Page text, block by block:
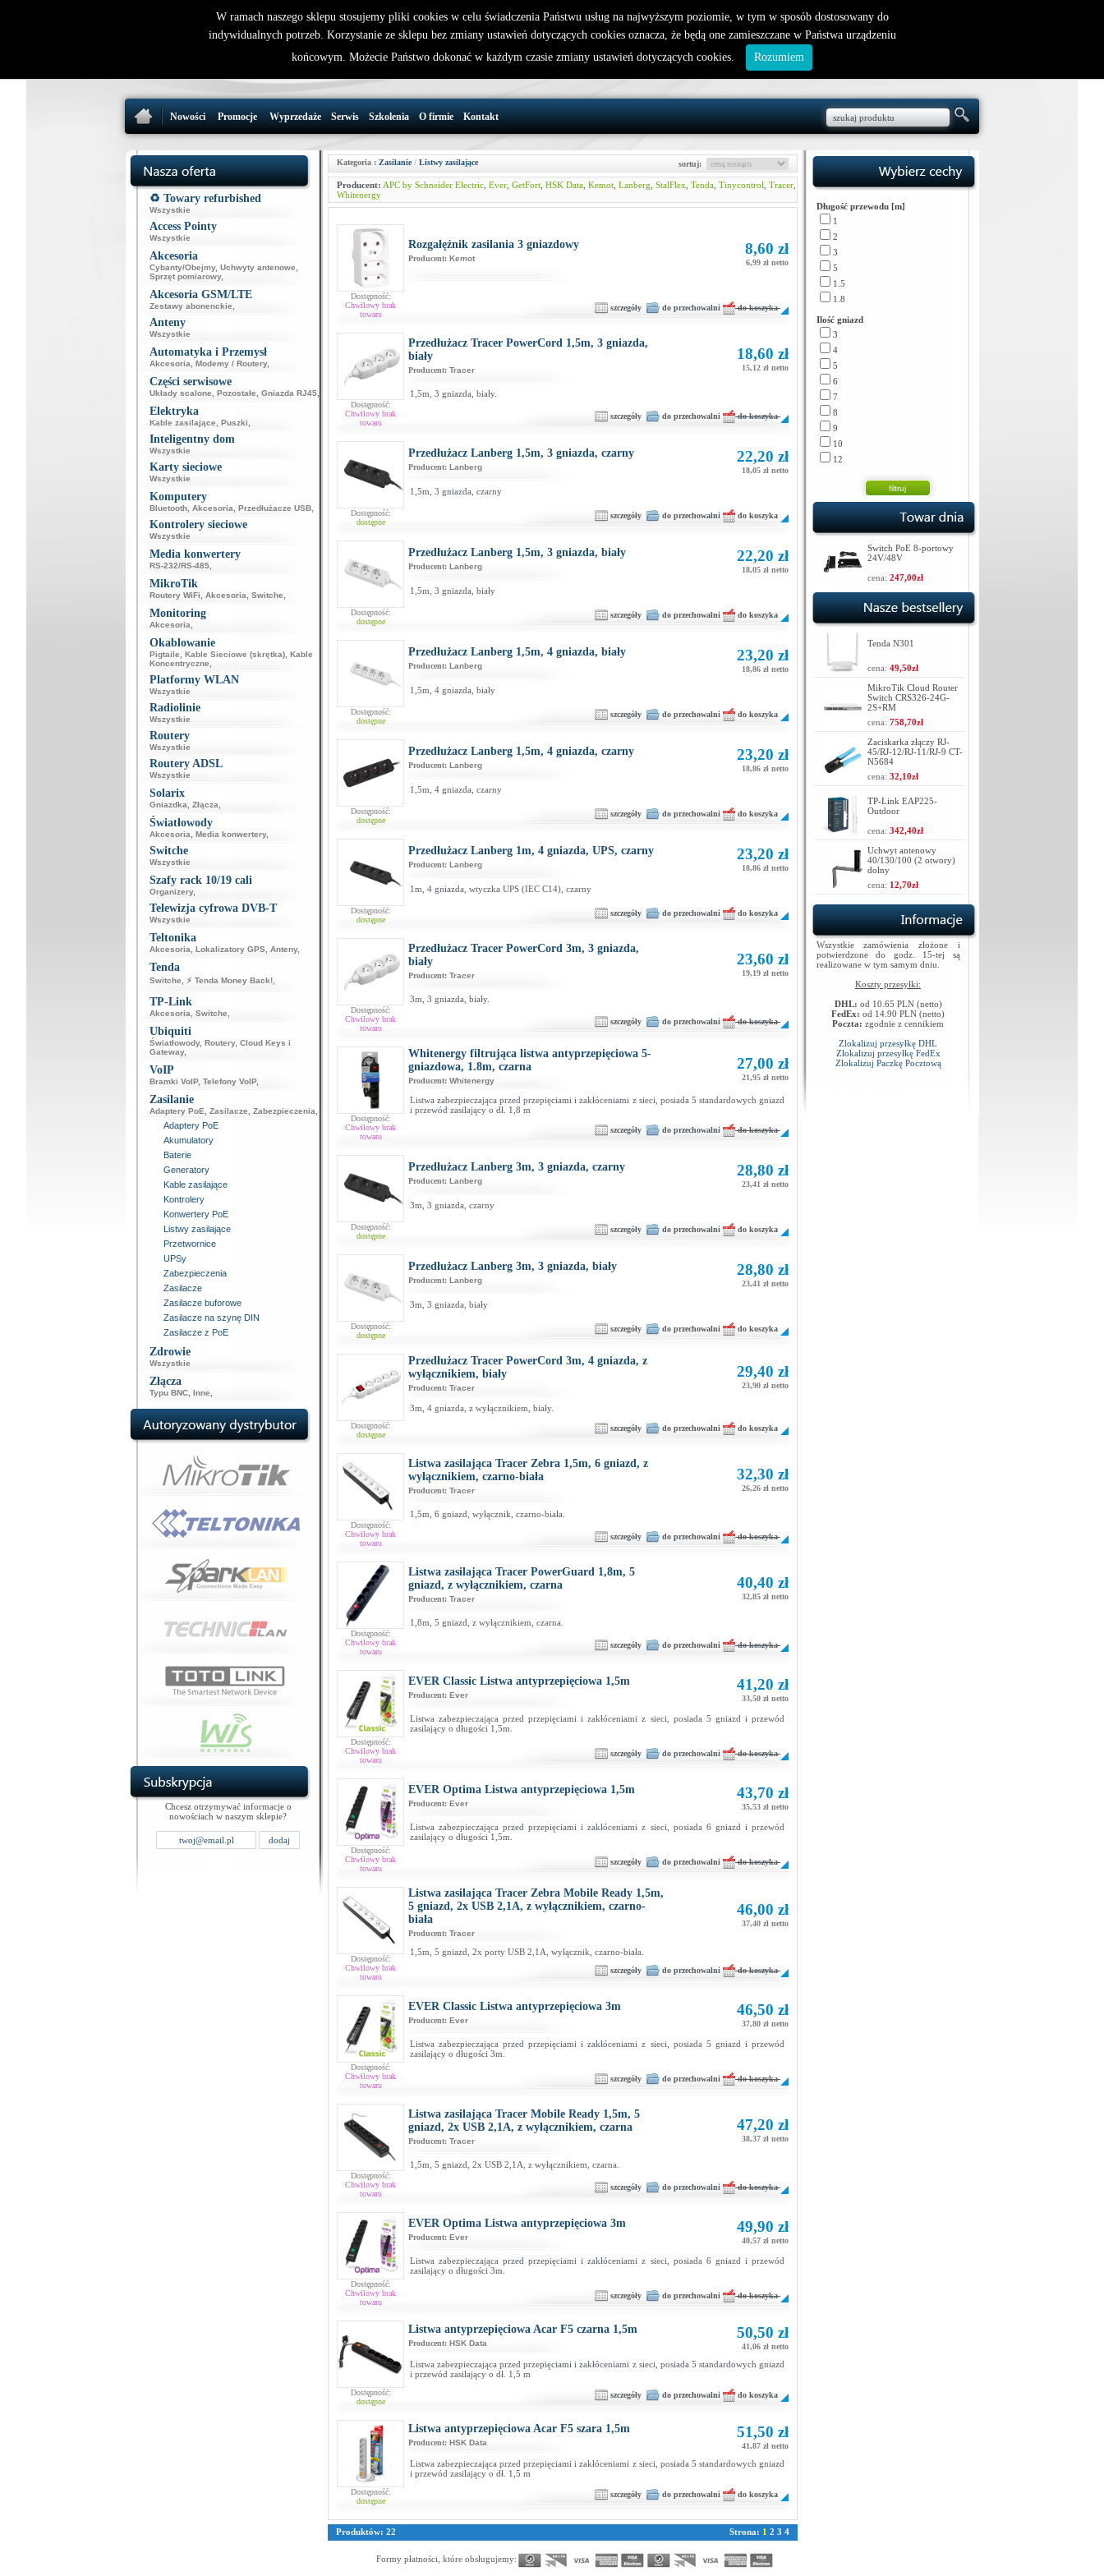
nowy klient
32 721 86 72
support@wirelesslan.com.pl
W koszyku jest 0 produktów(y)
Nowości Promocje Wyprzedaże Serwis Szkolenia O firmie Kontakt
♻️ Towary refurbished
Wszystkie
Access Pointy
Wszystkie
Akcesoria
Cybanty/Obejmy, Uchwyty antenowe
Sprzęt pomiarowy,
Akcesoria GSM/LTE
Zestawy abonenckie
Anteny
Wszystkie
Automatyka i Przemysł
Akcesoria Modemy / Routery,
Części serwisowe
Układy scalone Pozostałe Gniazda RJ45,
Elektryka
Kable zasilające Puszki
Inteligentny dom
Wszystkie
Karty sieciowe
Wszystkie
Komputery
Bluetooth, Akcesoria Przedłużacze USB,
Kontrolery sieciowe
Wszystkie
Media konwertery
RS-232/RS-485,
MikroTik
Routery WiFi Akcesoria Switche
Monitoring
Akcesoria
Okablowanie
Pigtaile Kable Sieciowe (skrętka), Kable
Koncentryczne
Platformy WLAN
Wszystkie
Radiolinie
Wszystkie
Routery
Wszystkie
Routery ADSL
Wszystkie
Solarix
Gniazdka Złącza
Światłowody
Akcesoria Media konwertery,
Switche
Wszystkie
Szafy rack 10/19 cali
Organizery,
Telewizja cyfrowa DVB-T
Wszystkie
Teltonika
Akcesoria Lokalizatory GPS, Anteny,
Tenda
Switche ⚡ Tenda Money Back!,
TP-Link
Akcesoria Switche
Ubiquiti
Światłowody, Routery, Cloud Keys i
Gateway,
VoIP
Bramki VoIP, Telefony VoIP,
Zasilanie
Adaptery PoE Zasilacze Zabezpieczenia
Adaptery PoE
Akumulatory
Baterie
Generatory
Kable zasilające
Kontrolery
Konwertery PoE
Listwy zasilające
Przetwornice
UPSy
Zabezpieczenia
Zasilacze
Zasilacze buforowe
Zasilacze na szynę DIN
Zasilacze z PoE
Zdrowie
Wszystkie
Złącza
Typu BNC, Inne
Chcesz otrzymywać informacje o
nowościach w naszym sklepie?
Kategoria : Zasilanie/ Listwy zasilające sortuj:
Producent: APC by Schneider Electric Ever GetFort HSK Data Kemot Lanberg StalFlex Tenda Tinycontrol Tracer
Whitenergy
Dostępność:
Chwilowy brak
towaru
Rozgałęźnik zasilania 3 gniazdowy
Producent: Kemot
8,60 zł
6,99 zł netto
szczegóły do przechowalni do koszyka
Dostępność:
Chwilowy brak
towaru
Przedłużacz Tracer PowerCord 1,5m, 3 gniazda,
biały
Producent: Tracer
18,60 zł
15,12 zł netto
1,5m, 3 gniazda, biały.
szczegóły do przechowalni do koszyka
Dostępność:
dostępne
Przedłużacz Lanberg 1,5m, 3 gniazda, czarny
Producent: Lanberg
22,20 zł
18,05 zł netto
1,5m, 3 gniazda, czarny
szczegóły do przechowalni do koszyka
Dostępność:
dostępne
Przedłużacz Lanberg 1,5m, 3 gniazda, biały
Producent: Lanberg
22,20 zł
18,05 zł netto
1,5m, 3 gniazda, biały
szczegóły do przechowalni do koszyka
Dostępność:
dostępne
Przedłużacz Lanberg 1,5m, 4 gniazda, biały
Producent: Lanberg
23,20 zł
18,86 zł netto
1,5m, 4 gniazda, biały
szczegóły do przechowalni do koszyka
Dostępność:
dostępne
Przedłużacz Lanberg 1,5m, 4 gniazda, czarny
Producent: Lanberg
23,20 zł
18,86 zł netto
1,5m, 4 gniazda, czarny
szczegóły do przechowalni do koszyka
Dostępność:
dostępne
Przedłużacz Lanberg 1m, 4 gniazda, UPS, czarny
Producent: Lanberg
23,20 zł
18,86 zł netto
1m, 4 gniazda, wtyczka UPS (IEC C14), czarny
szczegóły do przechowalni do koszyka
Dostępność:
Chwilowy brak
towaru
Przedłużacz Tracer PowerCord 3m, 3 gniazda,
biały
Producent: Tracer
23,60 zł
19,19 zł netto
3m, 3 gniazda, biały.
szczegóły do przechowalni do koszyka
Dostępność:
Chwilowy brak
towaru
Whitenergy filtrująca listwa antyprzepięciowa 5-
gniazdowa, 1.8m, czarna
Producent: Whitenergy
27,00 zł
21,95 zł netto
Listwa zabezpieczająca przed przepięciami i zakłóceniami z sieci, posiada 5 standardowych gniazd
i przewód zasilający o dł. 1,8 m
szczegóły do przechowalni do koszyka
Dostępność:
dostępne
Przedłużacz Lanberg 3m, 3 gniazda, czarny
Producent: Lanberg
28,80 zł
23,41 zł netto
3m, 3 gniazda, czarny
szczegóły do przechowalni do koszyka
Dostępność:
dostępne
Przedłużacz Lanberg 3m, 3 gniazda, biały
Producent: Lanberg
28,80 zł
23,41 zł netto
3m, 3 gniazda, biały
szczegóły do przechowalni do koszyka
Dostępność:
dostępne
Przedłużacz Tracer PowerCord 3m, 4 gniazda, z
wyłącznikiem, biały
Producent: Tracer
29,40 zł
23,90 zł netto
3m, 4 gniazda, z wyłącznikiem, biały.
szczegóły do przechowalni do koszyka
Dostępność:
Chwilowy brak
towaru
Listwa zasilająca Tracer Zebra 1,5m, 6 gniazd, z
wyłącznikiem, czarno-biała
Producent: Tracer
32,30 zł
26,26 zł netto
1,5m, 6 gniazd, wyłącznik, czarno-biała.
szczegóły do przechowalni do koszyka
Dostępność:
Chwilowy brak
towaru
Listwa zasilająca Tracer PowerGuard 1,8m, 5
gniazd, z wyłącznikiem, czarna
Producent: Tracer
40,40 zł
32,85 zł netto
1,8m, 5 gniazd, z wyłącznikiem, czarna.
szczegóły do przechowalni do koszyka
Dostępność:
Chwilowy brak
towaru
EVER Classic Listwa antyprzepięciowa 1,5m
Producent: Ever
41,20 zł
33,50 zł netto
Listwa zabezpieczająca przed przepięciami i zakłóceniami z sieci, posiada 5 gniazd i przewód
zasilający o długości 1,5m.
szczegóły do przechowalni do koszyka
Dostępność:
Chwilowy brak
towaru
EVER Optima Listwa antyprzepięciowa 1,5m
Producent: Ever
43,70 zł
35,53 zł netto
Listwa zabezpieczająca przed przepięciami i zakłóceniami z sieci, posiada 6 gniazd i przewód
zasilający o długości 1,5m.
szczegóły do przechowalni do koszyka
Dostępność:
Chwilowy brak
towaru
Listwa zasilająca Tracer Zebra Mobile Ready 1,5m,
5 gniazd, 2x USB 2,1A, z wyłącznikiem, czarno-
biała
Producent: Tracer
46,00 zł
37,40 zł netto
1,5m, 5 gniazd, 2x porty USB 2,1A, wyłącznik, czarno-biała.
szczegóły do przechowalni do koszyka
Dostępność:
Chwilowy brak
towaru
EVER Classic Listwa antyprzepięciowa 3m
Producent: Ever
46,50 zł
37,80 zł netto
Listwa zabezpieczająca przed przepięciami i zakłóceniami z sieci, posiada 5 gniazd i przewód
zasilający o długości 3m.
szczegóły do przechowalni do koszyka
Dostępność:
Chwilowy brak
towaru
Listwa zasilająca Tracer Mobile Ready 1,5m, 5
gniazd, 2x USB 2,1A, z wyłącznikiem, czarna
Producent: Tracer
47,20 zł
38,37 zł netto
1,5m, 5 gniazd, 2x USB 2,1A, z wyłącznikiem, czarna.
szczegóły do przechowalni do koszyka
Dostępność:
Chwilowy brak
towaru
EVER Optima Listwa antyprzepięciowa 3m
Producent: Ever
49,90 zł
40,57 zł netto
Listwa zabezpieczająca przed przepięciami i zakłóceniami z sieci, posiada 6 gniazd i przewód
zasilający o długości 3m.
szczegóły do przechowalni do koszyka
Dostępność:
dostępne
Listwa antyprzepięciowa Acar F5 czarna 1,5m
Producent: HSK Data
50,50 zł
41,06 zł netto
Listwa zabezpieczająca przed przepięciami i zakłóceniami z sieci, posiada 5 standardowych gniazd
i przewód zasilający o dł. 1,5 m
szczegóły do przechowalni do koszyka
Dostępność:
dostępne
Listwa antyprzepięciowa Acar F5 szara 1,5m
Producent: HSK Data
51,50 zł
41,87 zł netto
Listwa zabezpieczająca przed przepięciami i zakłóceniami z sieci, posiada 5 standardowych gniazd
i przewód zasilający o dł. 1,5 m
szczegóły do przechowalni do koszyka
Produktów: 22 Strona: 1 2 3 4
Formy płatności, które obsługujemy:
Długość przewodu [m]
1
2
3
5
1.5
1.8
Ilość gniazd
3
4
5
6
7
8
9
10
12
Switch PoE 8-portowy
24V/48V
cena: 247,00zł
Tenda N301
cena: 49,50zł
MikroTik Cloud Router
Switch CRS326-24G-
2S+RM
cena: 758,70zł
Zaciskarka złączy RJ-
45/RJ-12/RJ-11/RJ-9 CT-
N5684
cena: 32,10zł
TP-Link EAP225-
Outdoor
cena: 342,40zł
Uchwyt antenowy
40/130/100 (2 otwory)
dolny
cena: 12,70zł
Wszystkie zamówienia złożone i
potwierdzone do godz. 15-tej są
realizowane w tym samym dniu.
Koszty przesyłki:
DHL: od 10.65 PLN (netto)
FedEx: od 14.90 PLN (netto)
Poczta: zgodnie z cennikiem
Zlokalizuj przesyłkę DHL
Zlokalizuj przesyłkę FedEx
Zlokalizuj Paczkę Pocztową
W ramach naszego sklepu stosujemy pliki cookies w celu świadczenia Państwu usług na najwyższym poziomie, w tym w sposób dostosowany do
indywidualnych potrzeb. Korzystanie ze sklepu bez zmiany ustawień dotyczących cookies oznacza, że będą one zamieszczane w Państwa urządzeniu
końcowym. Możecie Państwo dokonać w każdym czasie zmiany ustawień dotyczących cookies.
Rozumiem